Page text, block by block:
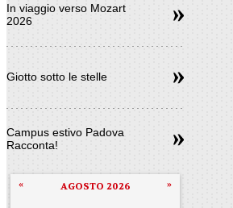
In viaggio verso Mozart
2026
Giotto sotto le stelle
Campus estivo Padova
Racconta!
AGOSTO 2026
« »